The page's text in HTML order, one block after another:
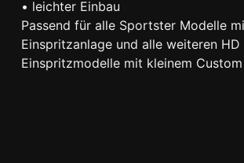
• leichter Einbau
Passend für alle Sportster Modelle
Einspritzanlage und alle weiteren HD
Einspritzmodelle mit kleinem